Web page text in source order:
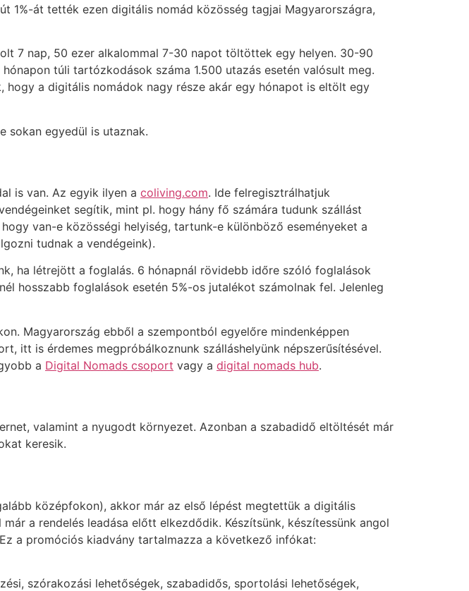
1%-át tették ezen digitális nomád közösség tagjai Magyarországra,
7 nap, 50 ezer alkalommal 7-30 napot töltöttek egy helyen. 30-90
túli tartózkodások száma 1.500 utazás esetén valósult meg.
hogy a digitális nomádok nagy része akár egy hónapot is eltölt egy
sokan egyedül is utaznak.
is van. Az egyik ilyen a coliving.com. Ide felregisztrálhatjuk
segítik, mint pl. hogy hány fő számára tudunk szállást
van-e közösségi helyiség, tartunk-e különböző eseményeket a
tudnak a vendégeink).
ha létrejött a foglalás. 6 hónapnál rövidebb időre szóló foglalások
hosszabb foglalások esetén 5%-os jutalékot számolnak fel. Jelenleg
Magyarország ebből a szempontból egyelőre mindenképpen
itt is érdemes megpróbálkoznunk szálláshelyünk népszerűsítésével.
a Digital Nomads csoport vagy a digital nomads hub.
valamint a nyugodt környezet. Azonban a szabadidő eltöltését már
keresik.
középfokon), akkor már az első lépést megtettük a digitális
a rendelés leadása előtt elkezdődik. Készítsünk, készítessünk angol
a promóciós kiadvány tartalmazza a következő infókat:
szórakozási lehetőségek, szabadidős, sportolási lehetőségek,